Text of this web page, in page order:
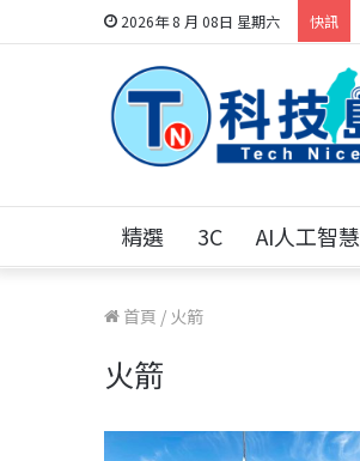
2026年 8 月 08日 星期六 快訊
精選 3C AI人工智慧
首頁 / 火箭
火箭